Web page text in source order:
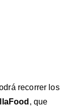
recorrer los
, que